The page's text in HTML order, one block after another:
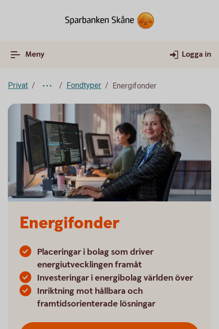
Meny Logga in
Privat Fondtyper Energifonder
Energifonder
Placeringar i bolag som driver
energiutvecklingen framåt
Investeringar i energibolag världen över
Inriktning mot hållbara och
framtidsorienterade lösningar